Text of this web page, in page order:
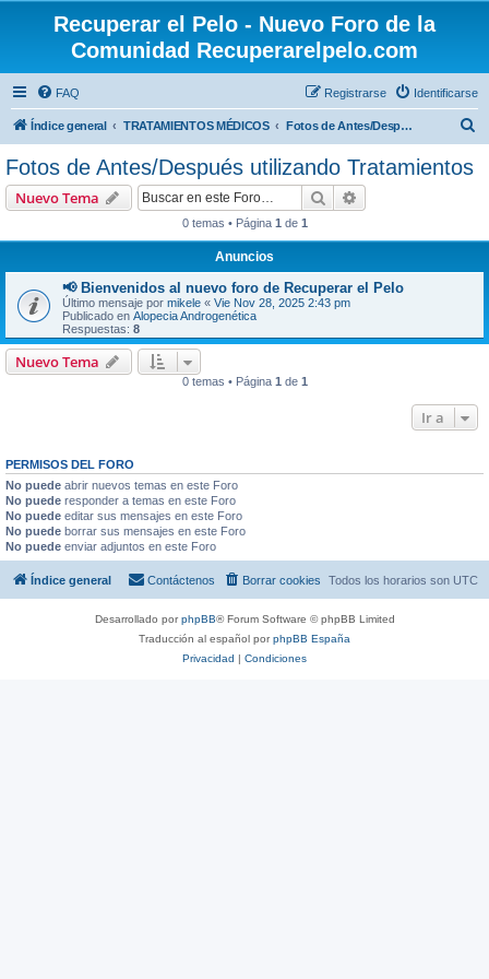
Recuperar el Pelo - Nuevo Foro de la
Comunidad Recuperarelpelo.com
FAQ Identificarse
Registrarse
Índice general TRATAMIENTOS MÉDICOS Fotos de Antes/Después utilizando Tratamientos
Fotos de Antes/Después utilizando Tratamientos
Nuevo Tema Buscar
0 temas • Página 1 de 1
Anuncios
📢 Bienvenidos al nuevo foro de Recuperar el Pelo
Último mensaje por mikele « Vie Nov 28, 2025 2:43 pm
Publicado en Alopecia Androgenética
Respuestas: 8
Nuevo Tema
0 temas • Página 1 de 1
Ir a
PERMISOS DEL FORO
No puede abrir nuevos temas en este Foro
No puede responder a temas en este Foro
No puede editar sus mensajes en este Foro
No puede borrar sus mensajes en este Foro
No puede enviar adjuntos en este Foro
Índice general Todos los horarios son UTC
Borrar cookies
Contáctenos
Desarrollado porphpBB® Forum Software © phpBB Limited
Traducción al español porphpBB España
Privacidad | Condiciones